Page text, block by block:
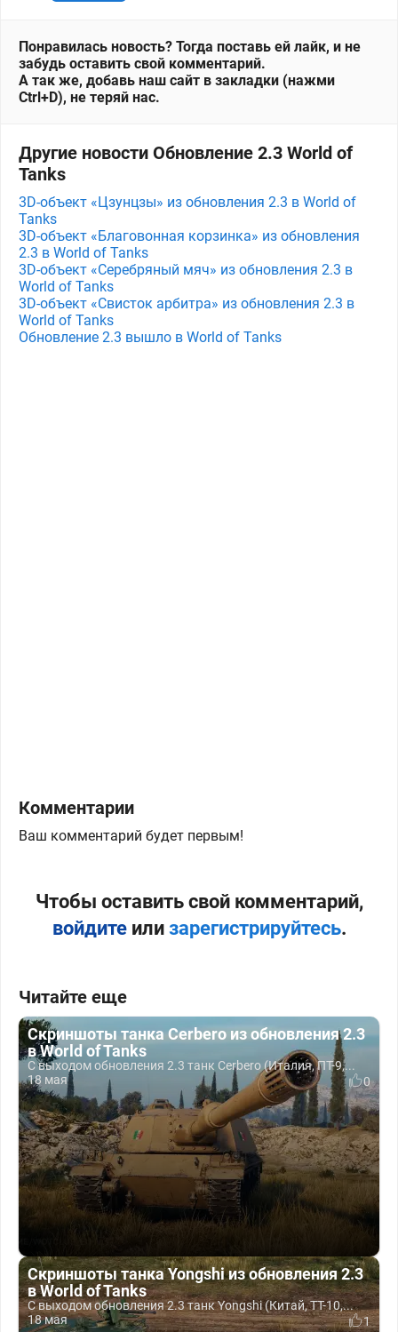
Понравилась новость? Тогда поставь ей лайк, и не
забудь оставить свой комментарий.
А так же, добавь наш сайт в закладки (нажми
Ctrl+D), не теряй нас.
Другие новости Обновление 2.3 World of
Tanks
3D-объект «Цзунцзы» из обновления 2.3 в World of
Tanks
3D-объект «Благовонная корзинка» из обновления
2.3 в World of Tanks
3D-объект «Серебряный мяч» из обновления 2.3 в
World of Tanks
3D-объект «Свисток арбитра» из обновления 2.3 в
World of Tanks
Обновление 2.3 вышло в World of Tanks
Комментарии
Ваш комментарий будет первым!
Чтобы оставить свой комментарий,
войдитеили зарегистрируйтесь.
Читайте еще
Скриншоты танка Cerbero из обновления 2.3
в World of Tanks
С выходом обновления 2.3 танк Cerbero (Италия, ПТ-9,...
18 мая
0
Скриншоты танка Yongshi из обновления 2.3
в World of Tanks
С выходом обновления 2.3 танк Yongshi (Китай, ТТ-10,...
18 мая
1